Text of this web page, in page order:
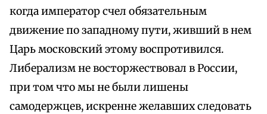
когда император счел обязательным
движение по западному пути, живший в нем
Царь московский этому воспротивился.
Либерализм не восторжествовал в России,
при том что мы не были лишены
самодержцев, искренне желавших следовать